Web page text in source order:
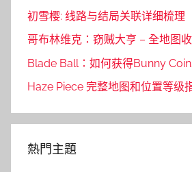
初雪樱: 线路与结局关联详细梳理
哥布林维克：窃贼大亨 – 全地图
Blade Ball：如何获得Bunny
Haze Piece 完整地图和位置等级
熱門主題